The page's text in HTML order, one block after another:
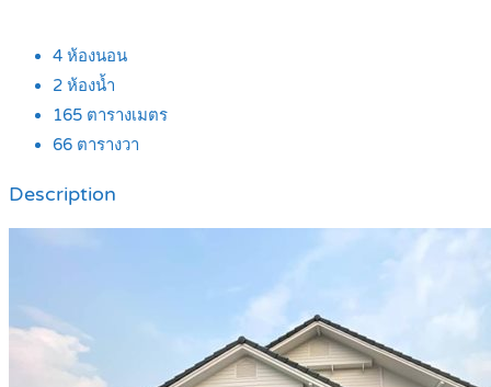
4 ห้องนอน
2 ห้องน้ำ
165 ตารางเมตร
66 ตารางวา
Description